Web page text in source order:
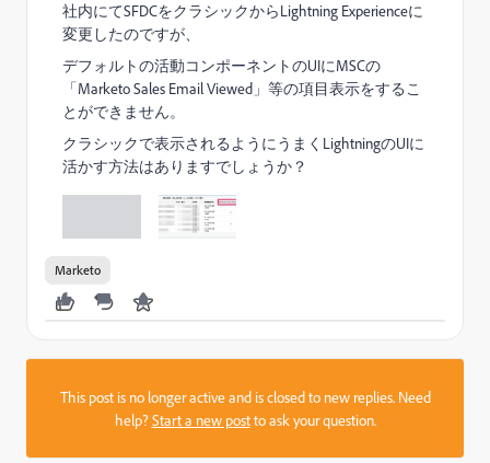
社内にてSFDCをクラシックからLightning Experienceに
変更したのですが、
デフォルトの活動コンポーネントのUIにMSCの
「Marketo Sales Email Viewed」等の項目表示をするこ
とができません。
クラシックで表示されるようにうまくLightningのUIに
活かす方法はありますでしょうか？
Marketo
This post is no longer active and is closed to new replies. Need
help?Start a new postto ask your question.